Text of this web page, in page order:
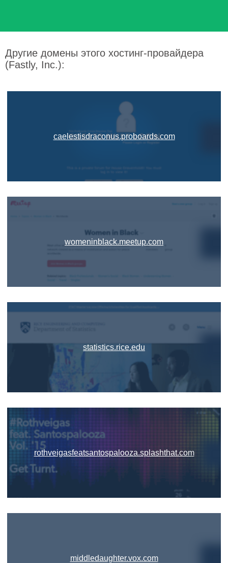
Другие домены этого хостинг-провайдера
(Fastly, Inc.):
caelestisdraconus.proboards.com
womeninblack.meetup.com
statistics.rice.edu
rothveigasfeatsantospalooza.splashthat.com
middledaughter.vox.com